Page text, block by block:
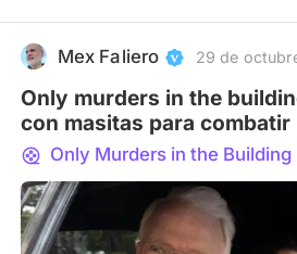
Mex Faliero 29 de
Only murders in the
con masitas para combatir
Only Murders in the Building